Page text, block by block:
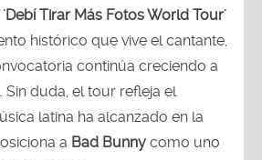
'Debí Tirar Más Fotos World Tour'
histórico que vive el cantante,
continúa creciendo a
Sin duda, el tour refleja el
latina ha alcanzado en la
a Bad Bunny como uno